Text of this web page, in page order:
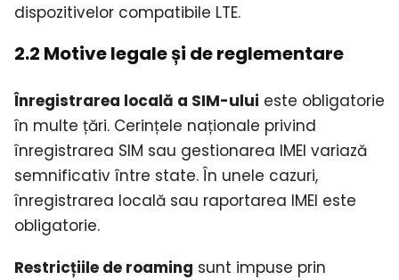
dispozitivelor compatibile LTE.
2.2 Motive legale și de reglementare
Înregistrarea locală a SIM-ului este obligatorie
în multe țări. Cerințele naționale privind
înregistrarea SIM sau gestionarea IMEI variază
semnificativ între state. În unele cazuri,
înregistrarea locală sau raportarea IMEI este
obligatorie.
Restricțiile de roaming sunt impuse prin